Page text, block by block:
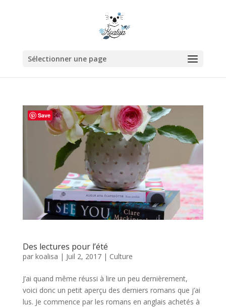
Sélectionner une page
Des lectures pour l’été
par koalisa | Juil 2, 2017| Culture
J’ai quand même réussi à lire un peu dernièrement,
voici donc un petit aperçu des derniers romans que j’ai
lus. Je commence par les romans en anglais achetés à
Save